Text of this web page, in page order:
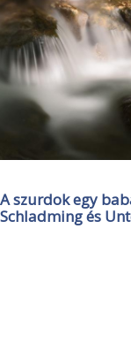
A szurdok egy
Schladming és